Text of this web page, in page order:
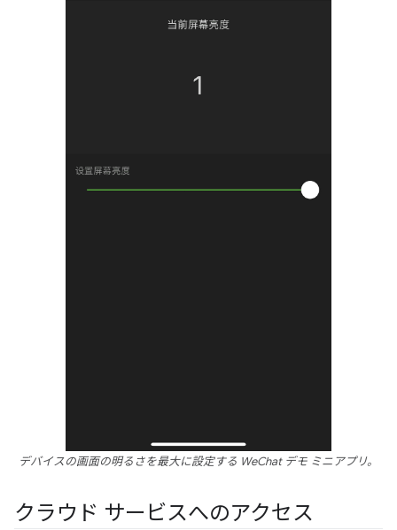
デバイスの画面の明るさを最大に設定する WeChat デモ ミニアプリ。
クラウド サービスへのアクセス